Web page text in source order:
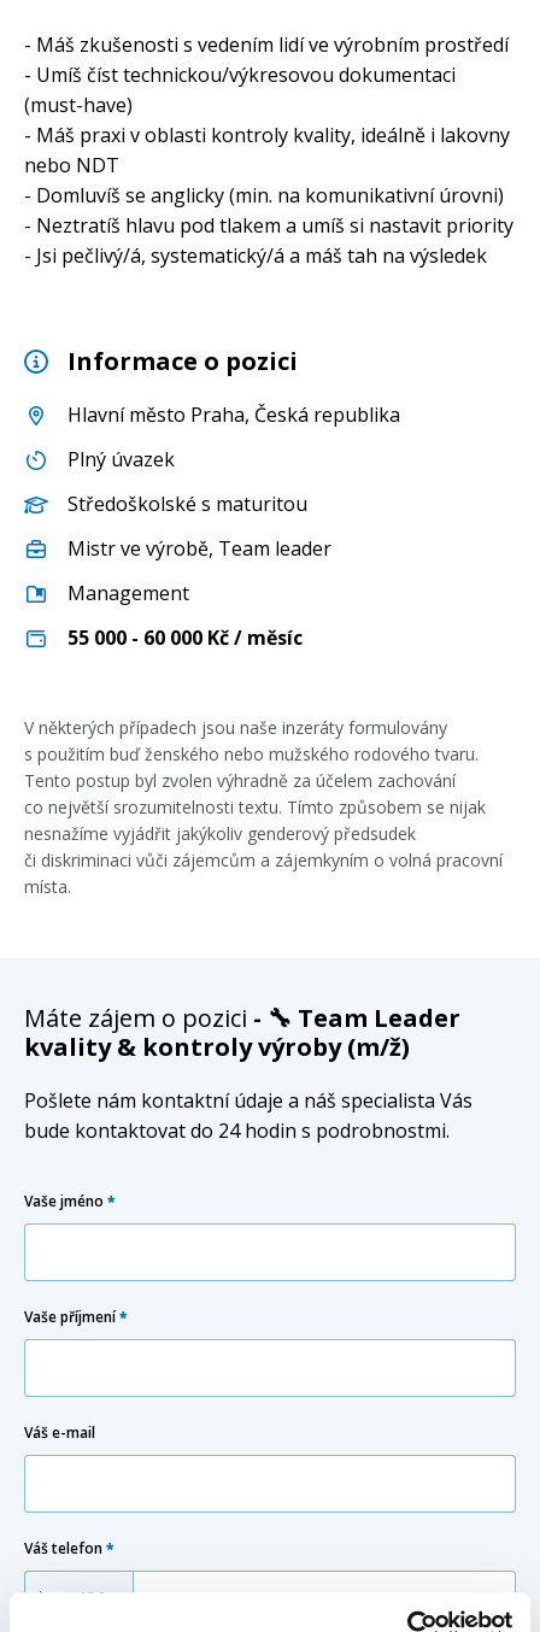
- Máš zkušenosti s vedením lidí ve výrobním prostředí
- Umíš číst technickou/výkresovou dokumentaci
(must-have)
- Máš praxi v oblasti kontroly kvality, ideálně i lakovny
nebo NDT
- Domluvíš se anglicky (min. na komunikativní úrovni)
- Neztratíš hlavu pod tlakem a umíš si nastavit priority
- Jsi pečlivý/á, systematický/á a máš tah na výsledek
Informace o pozici
Hlavní město Praha, Česká republika
Plný úvazek
Středoškolské s maturitou
Mistr ve výrobě, Team leader
Management
55 000 - 60 000 Kč / měsíc
V některých případech jsou naše inzeráty formulovány
s použitím buď ženského nebo mužského rodového tvaru.
Tento postup byl zvolen výhradně za účelem zachování
co největší srozumitelnosti textu. Tímto způsobem se nijak
nesnažíme vyjádřit jakýkoliv genderový předsudek
či diskriminaci vůči zájemcům a zájemkyním o volná pracovní
místa.
Máte zájem o pozici - 🔧 Team Leader
kvality & kontroly výroby (m/ž)
Pošlete nám kontaktní údaje a náš specialista Vás
bude kontaktovat do 24 hodin s podrobnostmi.
Vaše jméno *
Vaše příjmení*
Váš e-mail
Váš telefon*
+420